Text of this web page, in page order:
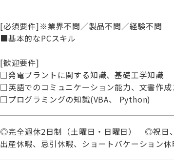
[必須要件]※業界不問／製品不問／経験不問
■基本的なPCスキル
[歓迎要件]
□発電プラントに関する知識、基礎工学知識
□英語でのコミュニケーション能力、文書作成
□プログラミングの知識(VBA、 Python)
◎完全週休2日制（土曜日・日曜日） ◎祝日、
出産休暇、忌引休暇、ショートバケーション休